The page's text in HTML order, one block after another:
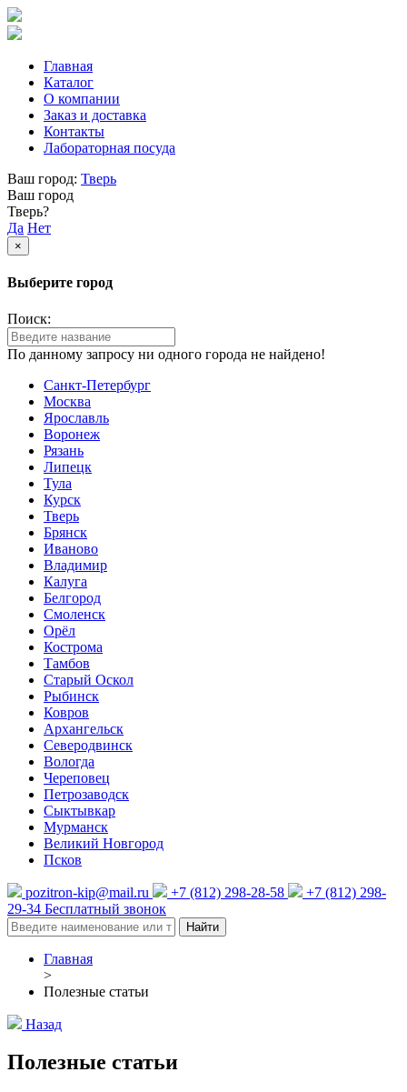
Главная
Каталог
О компании
Заказ и доставка
Контакты
Лабораторная посуда
Ваш город: Тверь
Ваш город
Тверь?
Да Нет
×
Выберите город
Поиск:
По данному запросу ни одного города не найдено!
Санкт-Петербург
Москва
Ярославль
Воронеж
Рязань
Липецк
Тула
Курск
Тверь
Брянск
Иваново
Владимир
Калуга
Белгород
Смоленск
Орёл
Кострома
Тамбов
Старый Оскол
Рыбинск
Ковров
Архангельск
Северодвинск
Вологда
Череповец
Петрозаводск
Сыктывкар
Мурманск
Великий Новгород
Псков
pozitron-kip@mail.ru +7 (812) 298-28-58
+7 (812) 298-
29-34 Бесплатный звонок
Найти
Главная
>
Полезные статьи
Назад
Полезные статьи